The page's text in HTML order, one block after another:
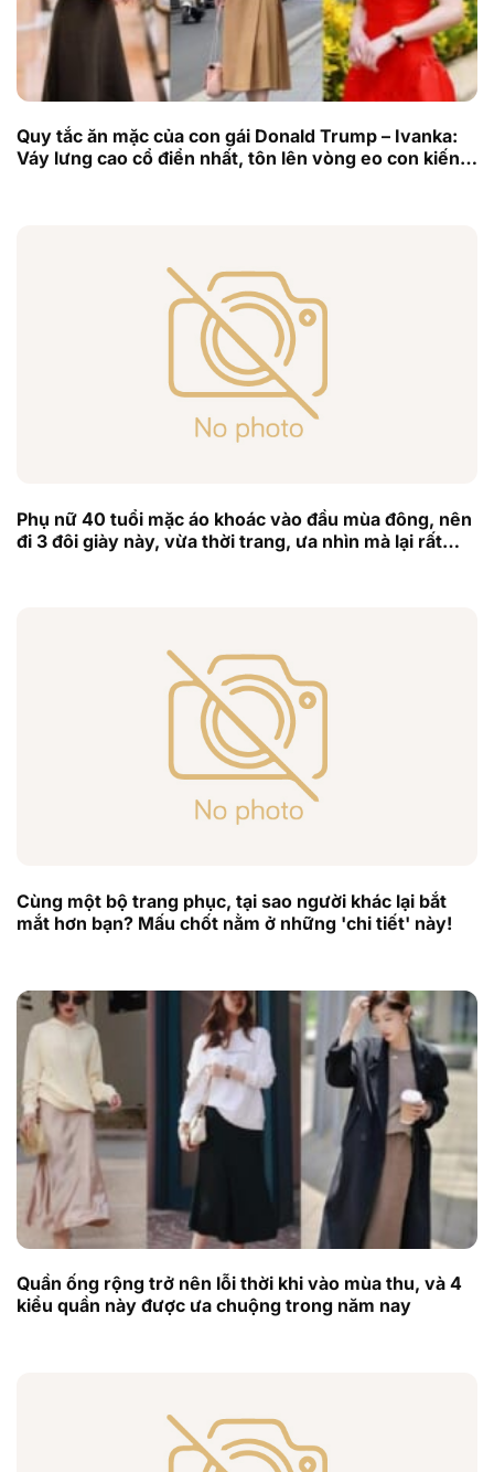
Quy tắc ăn mặc của con gái Donald Trump – Ivanka:
Váy lưng cao cổ điển nhất, tôn lên vòng eo con kiến
Phụ nữ 40 tuổi mặc áo khoác vào đầu mùa đông, nên
đi 3 đôi giày này, vừa thời trang, ưa nhìn mà lại rất
Cùng một bộ trang phục, tại sao người khác lại bắt
mắt hơn bạn? Mấu chốt nằm ở những 'chi tiết' này!
Quần ống rộng trở nên lỗi thời khi vào mùa thu, và 4
kiểu quần này được ưa chuộng trong năm nay